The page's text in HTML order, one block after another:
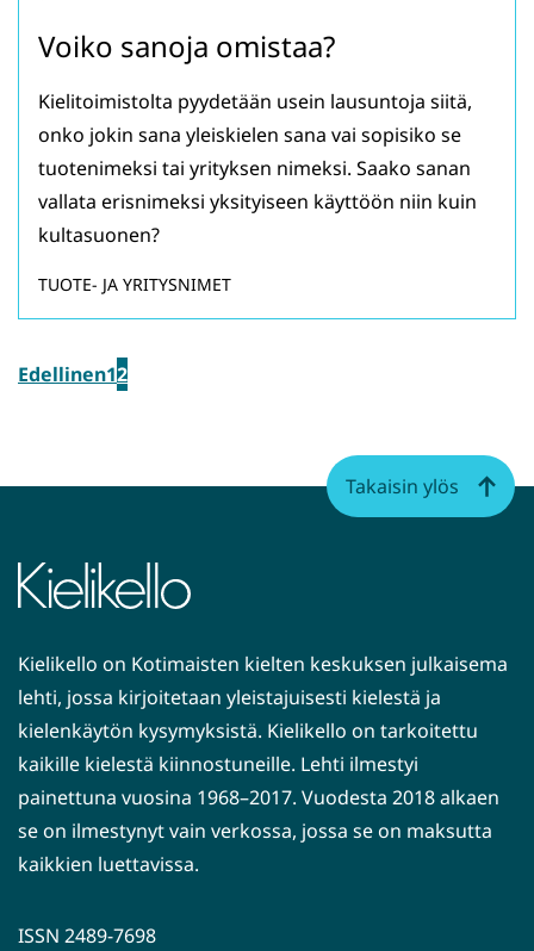
Voiko sanoja omistaa?
Kielitoimistolta pyydetään usein lausuntoja siitä,
onko jokin sana yleiskielen sana vai sopisiko se
tuotenimeksi tai yrityksen nimeksi. Saako sanan
vallata erisnimeksi yksityiseen käyttöön niin kuin
kultasuonen?
TUOTE- JA YRITYSNIMET
Edellinen12
Kielikello on Kotimaisten kielten keskuksen julkaisema
lehti, jossa kirjoitetaan yleistajuisesti kielestä ja
kielenkäytön kysymyksistä. Kielikello on tarkoitettu
kaikille kielestä kiinnostuneille. Lehti ilmestyi
painettuna vuosina 1968–2017. Vuodesta 2018 alkaen
se on ilmestynyt vain verkossa, jossa se on maksutta
kaikkien luettavissa.
ISSN 2489-7698
Takaisin ylös